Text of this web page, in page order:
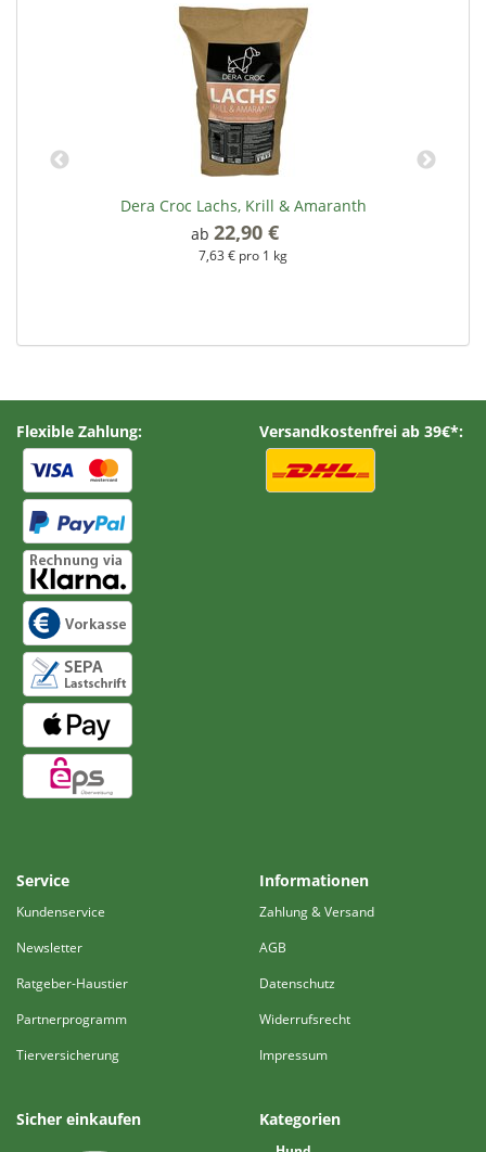
Dera Croc Lachs, Krill & Amaranth
ab 22,90 €
7,63 € pro 1 kg
Flexible Zahlung: Versandkostenfrei ab 39€*:
Service
Kundenservice
Newsletter
Ratgeber-Haustier
Partnerprogramm
Tierversicherung
Informationen
Zahlung & Versand
AGB
Datenschutz
Widerrufsrecht
Impressum
Sicher einkaufen Kategorien